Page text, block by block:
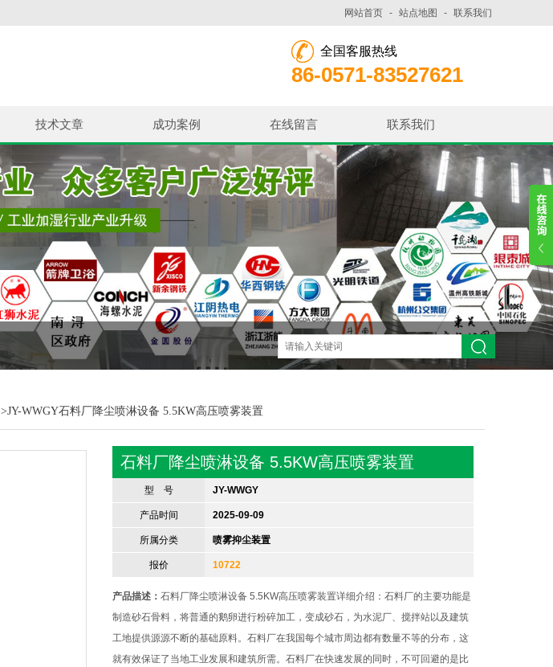
网站首页 - 站点地图 - 联系我们
全国客服热线
86-0571-83527621
技术文章 成功案例 在线留言 联系我们
>JY-WWGY石料厂降尘喷淋设备 5.5KW高压喷雾装置
石料厂降尘喷淋设备 5.5KW高压喷雾装置
型 号 JY-WWGY
产品时间 2025-09-09
所属分类 喷雾抑尘装置
报价 10722
产品描述：石料厂降尘喷淋设备 5.5KW高压喷雾装置详细介绍：石料厂的主要功能是
制造砂石骨料，将普通的鹅卵进行粉碎加工，变成砂石，为水泥厂、搅拌站以及建筑
工地提供源源不断的基础原料。石料厂在我国每个城市周边都有数量不等的分布，这
就有效保证了当地工业发展和建筑所需。石料厂在快速发展的同时，不可回避的是比